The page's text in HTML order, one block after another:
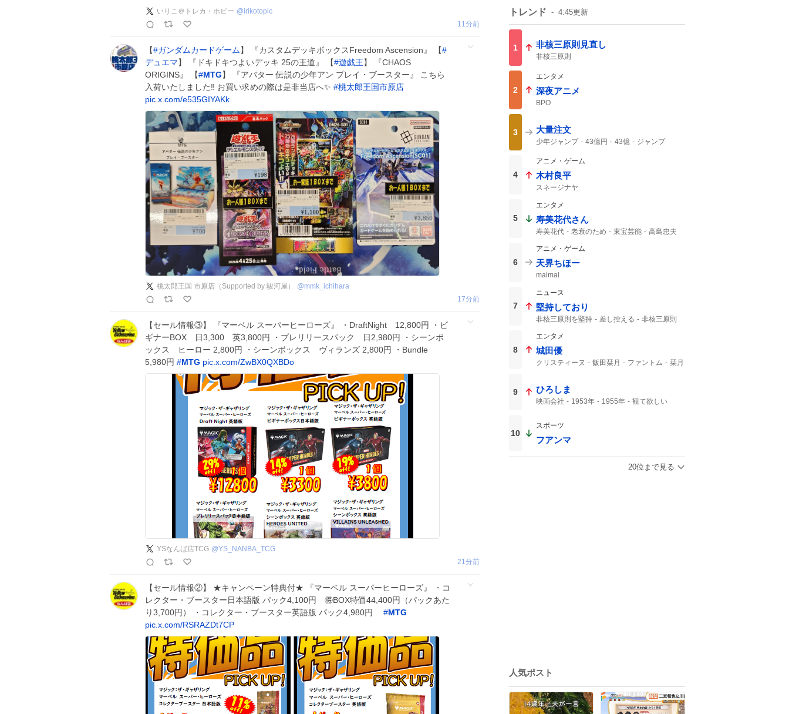
いりこ＠トレカ・ホビー @irikotopic
11分前
【#ガンダムカードゲーム】 『カスタムデッキボックスFreedom Ascension』 【#
デュエマ】 『ドキドキつよいデッキ 25の王道』 【#遊戯王】 『CHAOS
ORIGINS』 【#MTG】 『アバター 伝説の少年アン プレイ・ブースター』 こちら
入荷いたしました‼ お買い求めの際は是非当店へ✨ #桃太郎王国市原店
pic.x.com/e535GIYAKk
桃太郎王国 市原店（Supported by 駿河屋） @mmk_ichihara
17分前
【セール情報③】 『マーベル スーパーヒーローズ』 ・DraftNight 12,800円 ・ビ
ギナーBOX 日3,300 英3,800円 ・プレリリースパック 日2,980円 ・シーンボ
ックス ヒーロー 2,800円 ・シーンボックス ヴィランズ 2,800円 ・Bundle
5,980円 #MTG pic.x.com/ZwBX0QXBDo
YSなんば店TCG @YS_NANBA_TCG
22分前
【セール情報②】 ★キャンペーン特典付★ 『マーベル スーパーヒーローズ』 ・コ
レクター・ブースター日本語版 パック4,100円 🉐BOX特価44,400円（パックあた
り3,700円） ・コレクター・ブースター英語版 パック4,980円 #MTG
pic.x.com/RSRAZDt7CP
トレンド 4:45更新
1 非核三原則見直し
非核三原則
2
エンタメ
深夜アニメ
BPO
3 大量注文
少年ジャンプ 43億円 43億
ジャンプ
4
アニメ・ゲーム
木村良平
スネージナヤ
5
エンタメ
寿美花代さん
寿美花代 老衰のため 東宝芸能
高島忠夫
6
アニメ・ゲーム
天界ちほー
maimai
7
ニュース
堅持しており
非核三原則を堅持 差し控える
非核三原則
8
エンタメ
城田優
クリスティーヌ 飯田栞月 ファントム
栞月
9 ひろしま
映画会社 1953年 1955年 観て欲しい
10
スポーツ
フアンマ
20位まで見る
人気ポスト